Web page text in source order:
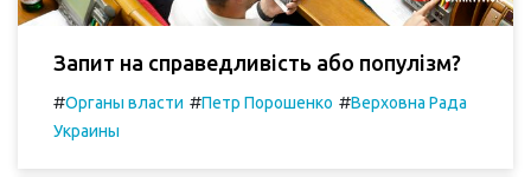
Запит на справедливість або популізм?
#Органы власти #Петр Порошенко #Верховна Рада
Украины